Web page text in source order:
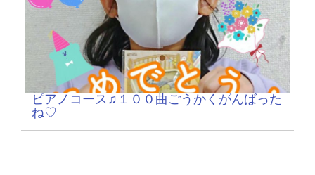
ピアノコース♫１００曲ごうかくがんばった
ね♡